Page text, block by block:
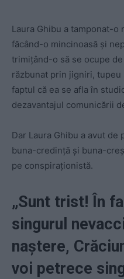
Laura Ghibu a tamponat-o
făcând-o mincinoasă și
trimițând-o să se ocupe
răzbunat prin jigniri,
faptul că ea se afla în
dezavantajul comunicării
Dar Laura Ghibu a avut
buna-credință și buna-
pe conspiraționistă.
„Sunt trist! În
singurul
naștere,
voi petrece